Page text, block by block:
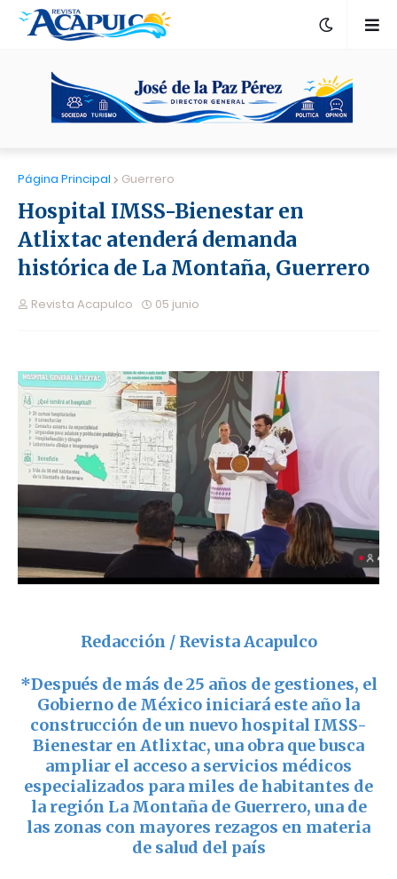
Página Principal Guerrero
Hospital IMSS-Bienestar en
Atlixtac atenderá demanda
histórica de La Montaña, Guerrero
Revista Acapulco 05 junio
Redacción / Revista Acapulco
*Después de más de 25 años de gestiones, el
Gobierno de México iniciará este año la
construcción de un nuevo hospital IMSS-
Bienestar en Atlixtac, una obra que busca
ampliar el acceso a servicios médicos
especializados para miles de habitantes de
la región La Montaña de Guerrero, una de
las zonas con mayores rezagos en materia
de salud del país